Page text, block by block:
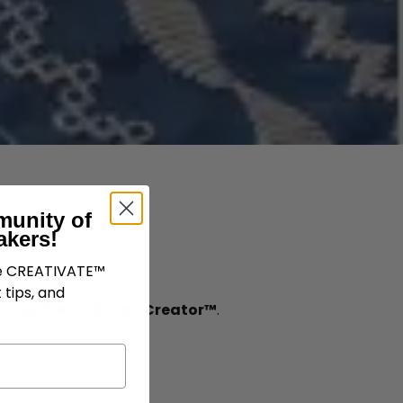
the PFAFF® Stitch Creator™.
of
and